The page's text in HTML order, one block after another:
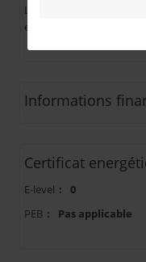
Le est
en province du
Informations
Certificat
E-level :
0
PEB : Pas applicable